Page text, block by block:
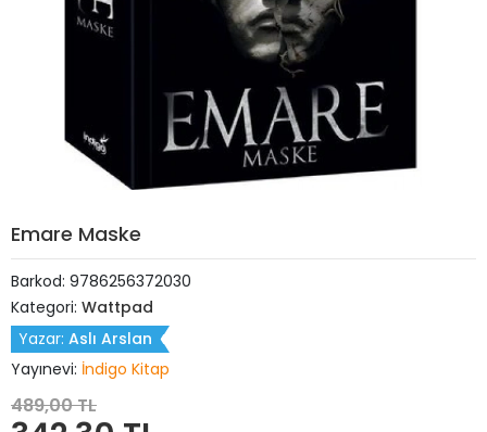
Emare Maske
Barkod: 9786256372030
Kategori: Wattpad
Yazar: Aslı Arslan
Yayınevi: İndigo Kitap
489,00 TL